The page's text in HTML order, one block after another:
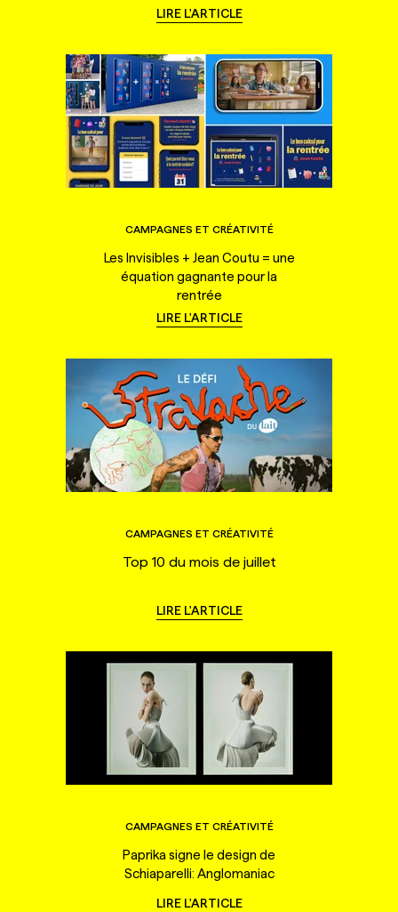
LIRE L'ARTICLE
CAMPAGNES ET CRÉATIVITÉ
Les Invisibles + Jean Coutu = une
équation gagnante pour la
rentrée
LIRE L'ARTICLE
CAMPAGNES ET CRÉATIVITÉ
Top 10 du mois de juillet
LIRE L'ARTICLE
CAMPAGNES ET CRÉATIVITÉ
Paprika signe le design de
Schiaparelli: Anglomaniac
LIRE L'ARTICLE